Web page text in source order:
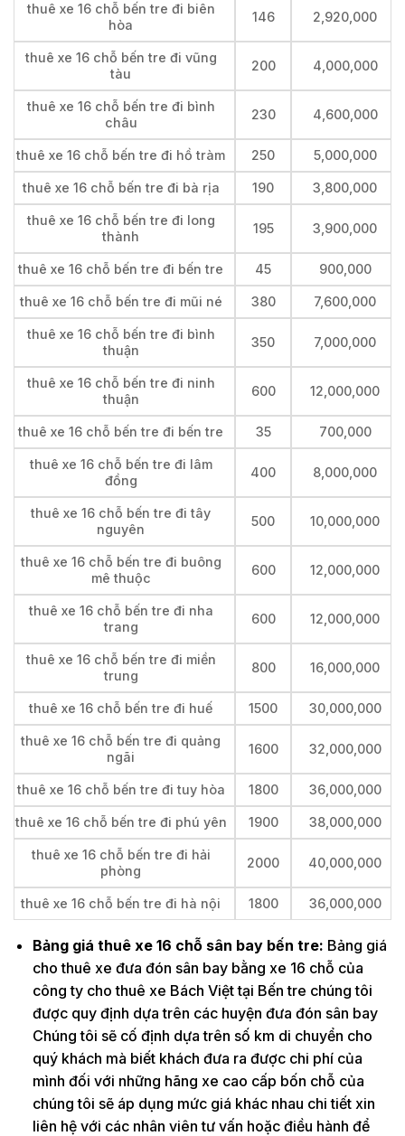
thuê xe 16 chỗ bến tre đi biên
hòa
146 2,920,000
thuê xe 16 chỗ bến tre đi vũng
tàu
200 4,000,000
thuê xe 16 chỗ bến tre đi bình
châu
230 4,600,000
thuê xe 16 chỗ bến tre đi hồ tràm 250 5,000,000
thuê xe 16 chỗ bến tre đi bà rịa 190 3,800,000
thuê xe 16 chỗ bến tre đi long
thành
195 3,900,000
thuê xe 16 chỗ bến tre đi bến tre 45 900,000
thuê xe 16 chỗ bến tre đi mũi né 380 7,600,000
thuê xe 16 chỗ bến tre đi bình
thuận
350 7,000,000
thuê xe 16 chỗ bến tre đi ninh
thuận
600 12,000,000
thuê xe 16 chỗ bến tre đi bến tre 35 700,000
thuê xe 16 chỗ bến tre đi lâm
đồng
400 8,000,000
thuê xe 16 chỗ bến tre đi tây
nguyên
500 10,000,000
thuê xe 16 chỗ bến tre đi buông
mê thuộc
600 12,000,000
thuê xe 16 chỗ bến tre đi nha
trang
600 12,000,000
thuê xe 16 chỗ bến tre đi miền
trung
800 16,000,000
thuê xe 16 chỗ bến tre đi huế 1500 30,000,000
thuê xe 16 chỗ bến tre đi quảng
ngãi
1600 32,000,000
thuê xe 16 chỗ bến tre đi tuy hòa 1800 36,000,000
thuê xe 16 chỗ bến tre đi phú yên 1900 38,000,000
thuê xe 16 chỗ bến tre đi hải
phòng
2000 40,000,000
thuê xe 16 chỗ bến tre đi hà nội 1800 36,000,000
Bảng giá thuê xe 16 chỗ sân bay bến tre: Bảng giá
cho thuê xe đưa đón sân bay bằng xe 16 chỗ của
công ty cho thuê xe Bách Việt tại Bến tre chúng tôi
được quy định dựa trên các huyện đưa đón sân bay
Chúng tôi sẽ cố định dựa trên số km di chuyển cho
quý khách mà biết khách đưa ra được chi phí của
mình đối với những hãng xe cao cấp bốn chỗ của
chúng tôi sẽ áp dụng mức giá khác nhau chi tiết xin
liên hệ với các nhân viên tư vấn hoặc điều hành để